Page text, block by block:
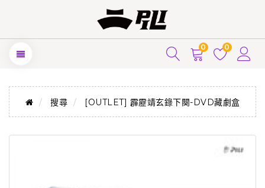
0 0
搜尋 [OUTLET] 霹靂靖玄錄下闋-DVD藏劇盒